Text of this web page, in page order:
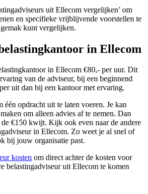
uit Ellecom vergelijken’ om
en specifieke vrijblijvende voorstellen te
kunt vergelijken.
in Ellecom
in Ellecom €80,- per uur. Dit
van de adviseur, bij een beginnend
uit dan bij een kantoor met ervaring.
opdracht uit te laten voeren. Je kan
om alleen advies af te nemen. Dan
€150 kwijt. Kijk ook even naar de andere
in Ellecom. Zo weet je al snel of
bij jouw organisatie past.
kosten om direct achter de kosten voor
belastingadviseur uit Ellecom te komen